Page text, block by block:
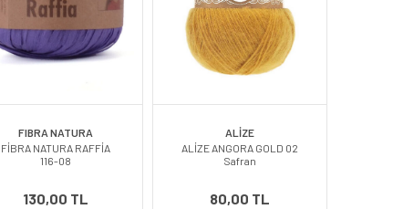
FIBRA NATURA
FİBRA NATURA RAFFİA
116-08
130,00 TL
ALİZE
ALİZE ANGORA GOLD 02
Safran
80,00 TL